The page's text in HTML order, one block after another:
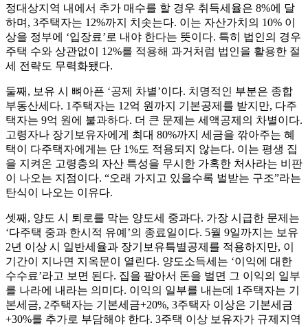
정대상지역 내에서 추가 매수를 할 경우 취득세율은 8%에 달
하며, 3주택자는 12%까지 치솟는다. 이는 자산가치의 10% 이
상을 정부에 ‘입장료’로 내야 한다는 뜻이다. 특히 법인의 경우
주택 수와 상관없이 12%를 적용해 과거처럼 법인을 활용한 절
세 전략도 무력화됐다.
둘째, 보유 시 뼈아픈 ‘공제 차별’이다. 치명적인 부분은 종합
부동산세다. 1주택자는 12억 원까지 기본공제를 받지만, 다주
택자는 9억 원에 불과하다. 더 큰 문제는 세액공제의 차별이다.
고령자나 장기보유자에게 최대 80%까지 세금을 깎아주는 혜
택이 다주택자에게는 단 1%도 적용되지 않는다. 이는 평생 집
을 지켜온 고령층의 자산 특성을 무시한 가혹한 처사라는 비판
이 나오는 지점이다. “오래 가지고 있을수록 벌받는 구조”라는
탄식이 나오는 이유다.
셋째, 양도 시 퇴로를 막는 양도세 중과다. 가장 시급한 문제는
‘다주택 중과 한시적 유예’의 종료일이다. 5월 9일까지는 보유
2년 이상 시 일반세율과 장기보유특별공제를 적용하지만, 이
기간이 지나면 지옥문이 열린다. 양도소득세는 ‘이익에 대한
수수료’라고 보면 된다. 집을 팔아서 돈을 벌면 그 이익의 일부
를 나라에 내라는 의미다. 이익의 일부를 내는데 1주택자는 기
본세금, 2주택자는 기본세금+20%, 3주택자 이상은 기본세금
+30%를 추가로 부담해야 한다. 3주택 이상 보유자가 규제지역